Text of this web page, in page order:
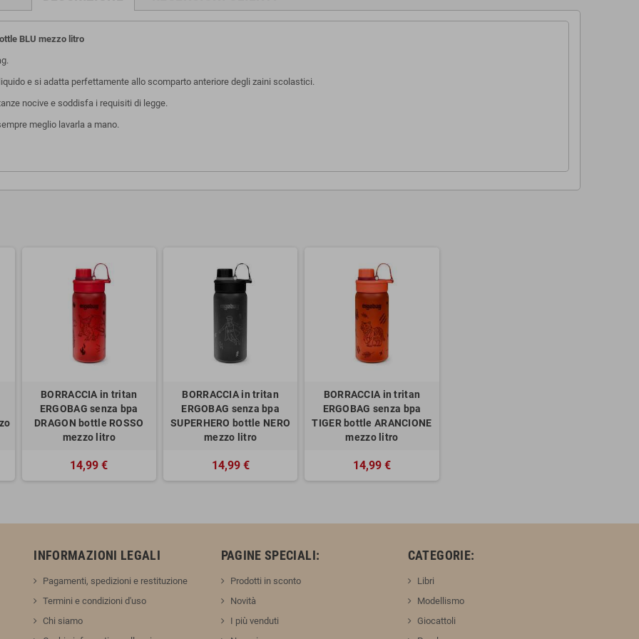
BLU mezzo litro
e si adatta perfettamente allo scomparto anteriore degli zaini scolastici.
nocive e soddisfa i requisiti di legge.
meglio lavarla a mano.
BORRACCIA in tritan
ERGOBAG senza bpa
DRAGON bottle ROSSO
mezzo litro
14,99 €
BORRACCIA in tritan
ERGOBAG senza bpa
SUPERHERO bottle NERO
mezzo litro
14,99 €
BORRACCIA in tritan
ERGOBAG senza bpa
TIGER bottle ARANCIONE
mezzo litro
14,99 €
INFORMAZIONI LEGALI
Pagamenti, spedizioni e restituzione
Termini e condizioni d'uso
Chi siamo
PAGINE SPECIALI:
Prodotti in sconto
Novità
I più venduti
CATEGORIE:
Libri
Modellismo
Giocattoli